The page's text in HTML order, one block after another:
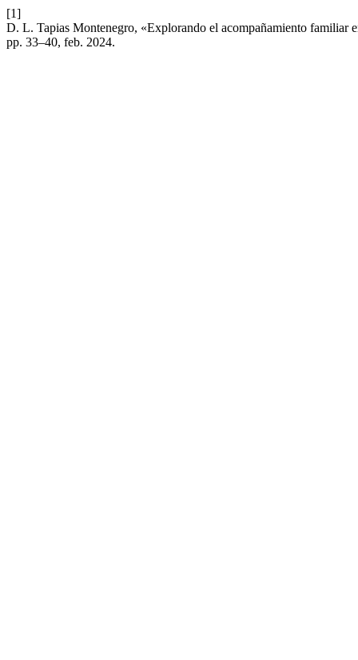
[1]
D. L. Tapias Montenegro, «Explorando el acompañamiento familiar
pp. 33–40, feb. 2024.